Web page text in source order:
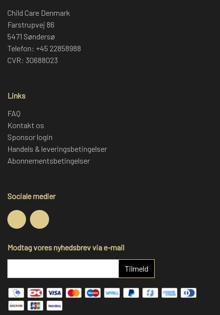
Child Care Denmark
Farstrupvej 86
5471 Søndersø
Telefon: +45 22858988
CVR: 30688023
Links
FAQ
Kontakt os
Sponsor login
Handels & leveringsbetingelser
Abonnementsbetingelser
Sociale medier
Modtag vores nyhedsbrev via e-mail
Tilmeld